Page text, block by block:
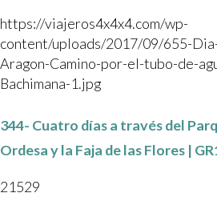
https://viajeros4x4x4.com/wp-
content/uploads/2017/09/655-
Aragon-Camino-por-el-tubo-de-
Bachimana-1.jpg
344- Cuatro días a través del
Ordesa y la Faja de las Flores |
21529